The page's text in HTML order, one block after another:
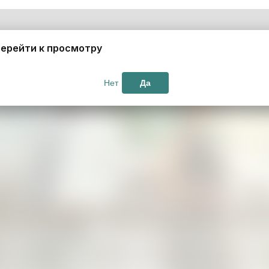
к просмотру
Нет Да